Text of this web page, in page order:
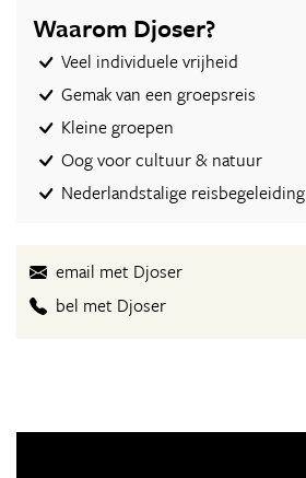
Waarom Djoser?
Veel individuele vrijheid
Gemak van een groepsreis
Kleine groepen
Oog voor cultuur & natuur
Nederlandstalige reisbegeleiding
email met Djoser
bel met Djoser